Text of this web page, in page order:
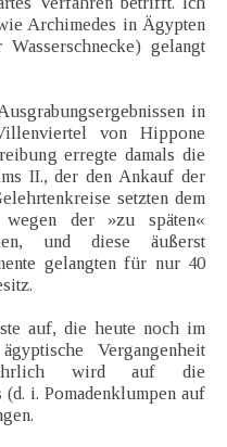
Archimedes in Ägypten
gelangt
in
von Hippone
erregte damals die
II., der den Ankauf der
setzten dem
wegen der »zu späten«
und diese äußerst
gelangten für nur 40
auf, die heute noch im
Vergangenheit
wird auf die
i. Pomadenklumpen auf